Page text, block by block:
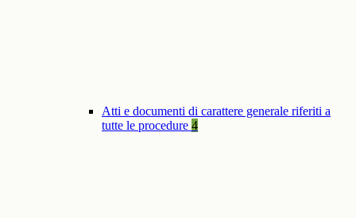
Atti e documenti di carattere generale riferiti a
tutte le procedure 4